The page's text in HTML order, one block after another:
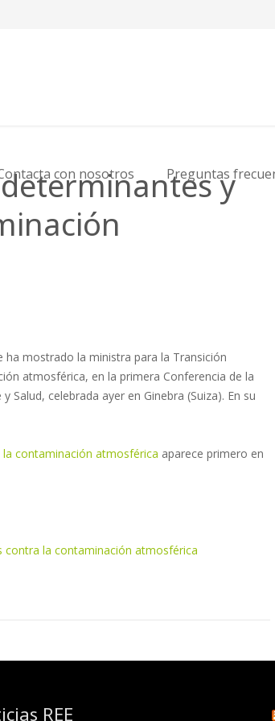
con nosotros Preguntas
y
ha mostrado la ministra para la Transición
atmosférica, en la primera Conferencia de la
Salud, celebrada ayer en Ginebra (Suiza). En su
contaminación atmosférica aparece primero en
contra la contaminación atmosférica
REE